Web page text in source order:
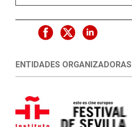
ENTIDADES ORGANIZADORAS